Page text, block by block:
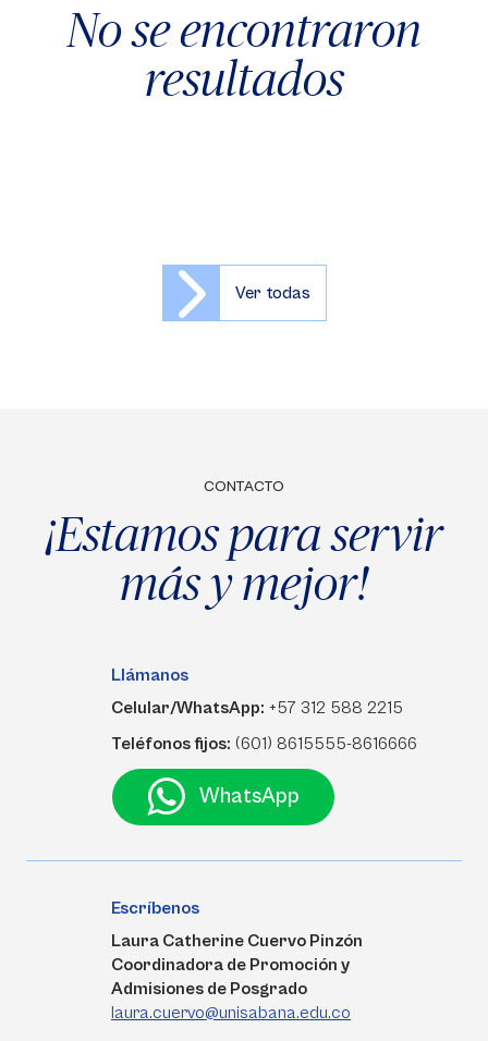
No se encontraron
resultados
Ver todas
CONTACTO
¡Estamos para servir
más y mejor!
Llámanos
Celular/WhatsApp: +57 312 588 2215
Teléfonos fijos: (601) 8615555-8616666
WhatsApp
Escríbenos
Laura Catherine Cuervo Pinzón
Coordinadora de Promoción y
Admisiones de Posgrado
laura.cuervo@unisabana.edu.co